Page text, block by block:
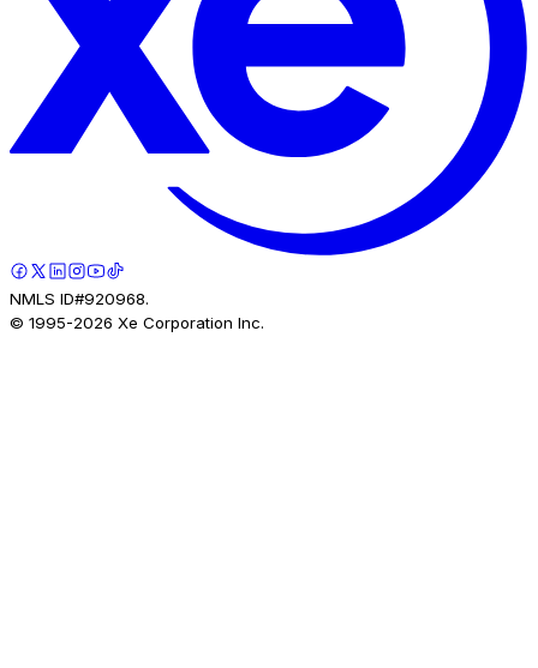
NMLS ID#920968.
© 1995-2026 Xe Corporation Inc.